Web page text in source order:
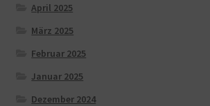
April 2025
März 2025
Februar 2025
Januar 2025
Dezember 2024